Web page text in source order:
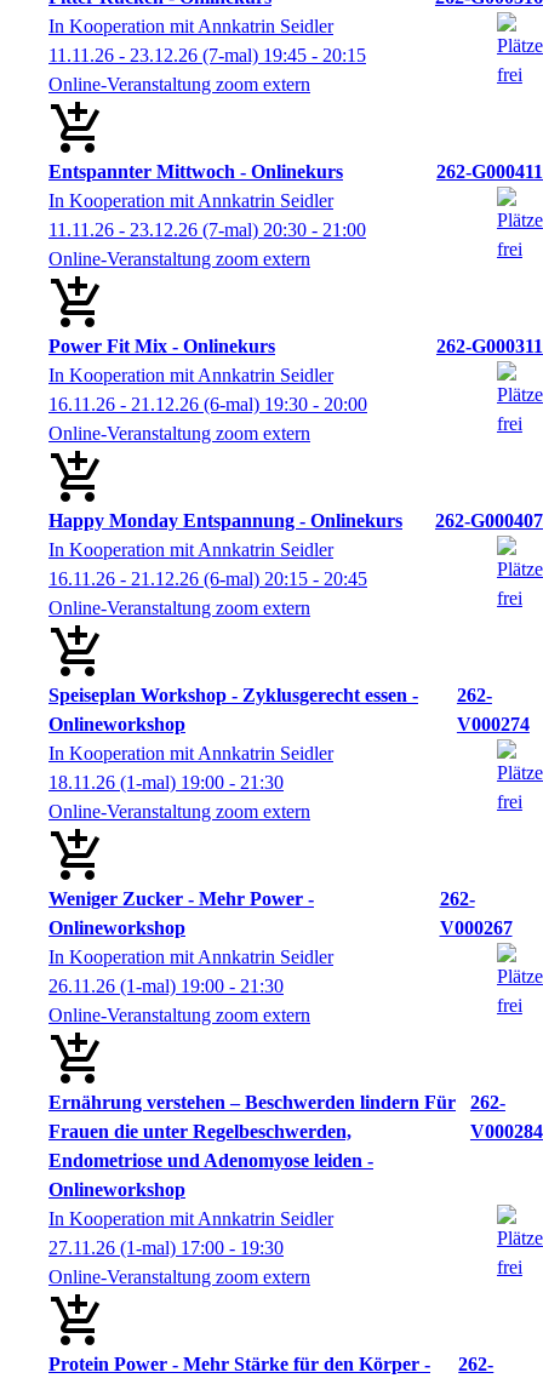
In Kooperation mit Annkatrin Seidler
11.11.26 - 23.12.26 (7-mal) 19:45 - 20:15
Online-Veranstaltung zoom extern
Entspannter Mittwoch - Onlinekurs
262-G000411
In Kooperation mit Annkatrin Seidler
11.11.26 - 23.12.26 (7-mal) 20:30 - 21:00
Online-Veranstaltung zoom extern
Power Fit Mix - Onlinekurs
262-G000311
In Kooperation mit Annkatrin Seidler
16.11.26 - 21.12.26 (6-mal) 19:30 - 20:00
Online-Veranstaltung zoom extern
Happy Monday Entspannung - Onlinekurs
262-G000407
In Kooperation mit Annkatrin Seidler
16.11.26 - 21.12.26 (6-mal) 20:15 - 20:45
Online-Veranstaltung zoom extern
Speiseplan Workshop - Zyklusgerecht essen -
Onlineworkshop
262-
V000274
In Kooperation mit Annkatrin Seidler
18.11.26 (1-mal) 19:00 - 21:30
Online-Veranstaltung zoom extern
Weniger Zucker - Mehr Power -
Onlineworkshop
262-
V000267
In Kooperation mit Annkatrin Seidler
26.11.26 (1-mal) 19:00 - 21:30
Online-Veranstaltung zoom extern
Ernährung verstehen – Beschwerden lindern Für
Frauen die unter Regelbeschwerden,
Endometriose und Adenomyose leiden -
Onlineworkshop
262-
V000284
In Kooperation mit Annkatrin Seidler
27.11.26 (1-mal) 17:00 - 19:30
Online-Veranstaltung zoom extern
Protein Power - Mehr Stärke für den Körper -
262-